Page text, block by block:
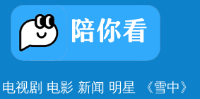
电视剧 电影 新闻 明星 《雪中》